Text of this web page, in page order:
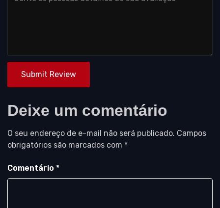
Submit Review
Deixe um comentário
O seu endereço de e-mail não será publicado. Campos
obrigatórios são marcados com *
Comentário *